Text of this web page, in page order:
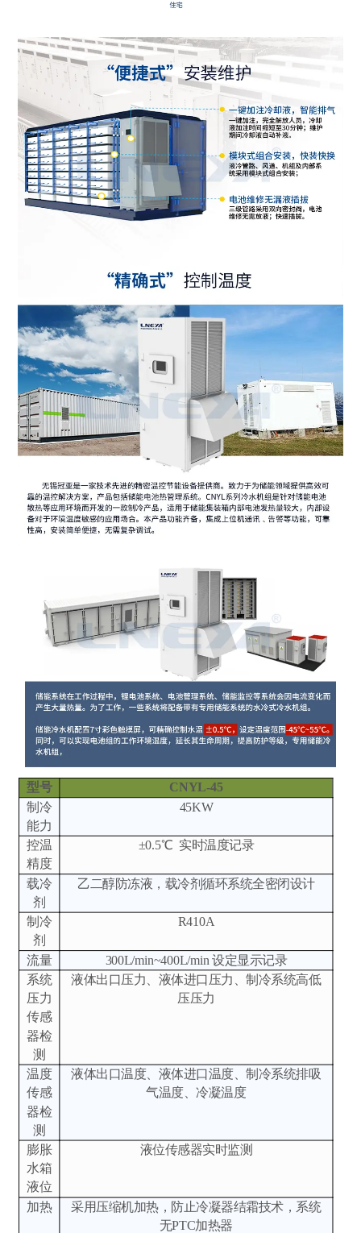
型号
CNYL-45
制冷
能力
45KW
控温
精度
±0.5℃ 实时温度记录
载冷
剂
乙二醇防冻液，载冷剂循环系统全密闭设计
制冷
剂
R410A
流量
300L/min~400L/min 设定显示记录
系统
压力
传感
器检
测
液体出口压力、液体进口压力、制冷系统高低
压压力
温度
传感
器检
测
液体出口温度、液体进口温度、制冷系统排吸
气温度、冷凝温度
膨胀
水箱
液位
液位传感器实时监测
加热
采用压缩机加热，防止冷凝器结霜技术，系统
无PTC加热器